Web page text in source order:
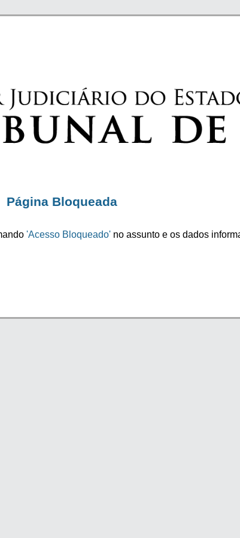
Página Bloqueada
'Acesso Bloqueado' no assunto e os dados